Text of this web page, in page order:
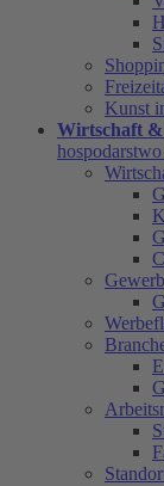
Kunst
Wirtschaft
hospodarstwo